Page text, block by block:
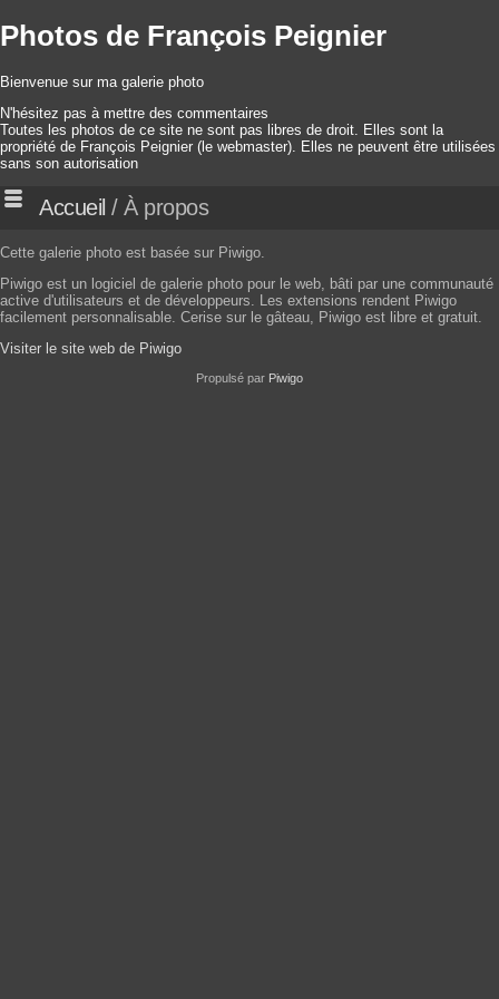
Photos de François Peignier
Bienvenue sur ma galerie photo
N'hésitez pas à mettre des commentaires
Toutes les photos de ce site ne sont pas libres de droit. Elles sont la
propriété de François Peignier (le webmaster). Elles ne peuvent être utilisées
sans son autorisation
Accueil / À propos
Cette galerie photo est basée sur Piwigo.
Piwigo est un logiciel de galerie photo pour le web, bâti par une communauté
active d'utilisateurs et de développeurs. Les extensions rendent Piwigo
facilement personnalisable. Cerise sur le gâteau, Piwigo est libre et gratuit.
Visiter le site web de Piwigo
Propulsé par Piwigo